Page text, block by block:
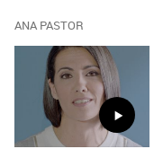
ANA PASTOR